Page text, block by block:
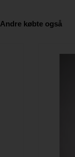
Andre købte også